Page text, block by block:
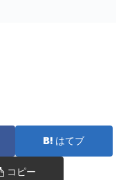
はてブ
コピー